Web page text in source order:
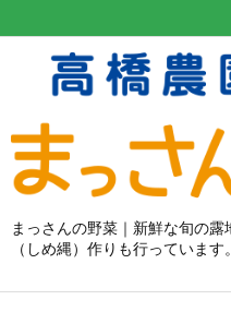
まっさんの野菜｜新鮮な旬の
（しめ縄）作りも行っています。